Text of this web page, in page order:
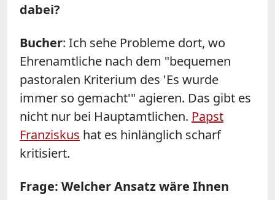
dabei?
Bucher: Ich sehe Probleme dort, wo
Ehrenamtliche nach dem "bequemen
pastoralen Kriterium des 'Es wurde
immer so gemacht'" agieren. Das gibt es
nicht nur bei Hauptamtlichen. Papst
Franziskus hat es hinlänglich scharf
kritisiert.
Frage: Welcher Ansatz wäre Ihnen